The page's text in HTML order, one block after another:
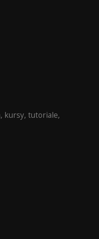
kursy, tutoriale,